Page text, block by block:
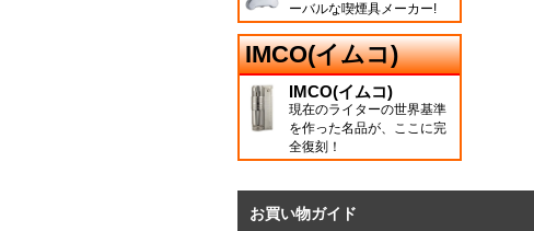
ーバルな喫煙具メーカー!
IMCO(イムコ)
IMCO(イムコ)
現在のライターの世界基準
を作った名品が、ここに完
全復刻！
お買い物ガイド